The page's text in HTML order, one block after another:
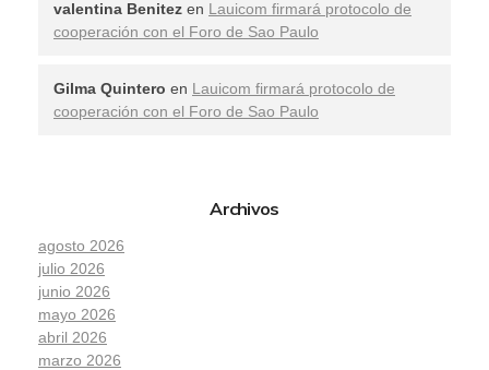
valentina Benitez en Lauicom firmará protocolo de
cooperación con el Foro de Sao Paulo
Gilma Quintero en Lauicom firmará protocolo de
cooperación con el Foro de Sao Paulo
Archivos
agosto 2026
julio 2026
junio 2026
mayo 2026
abril 2026
marzo 2026